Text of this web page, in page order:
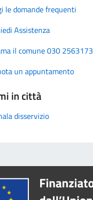
le domande frequenti
Assistenza
il comune 030 2563173
un appuntamento
in città
disservizio